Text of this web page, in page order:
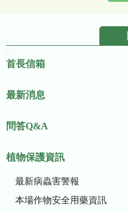
首長信箱
最新消息
問答Q&A
植物保護資訊
最新病蟲害警報
本場作物安全用藥資訊